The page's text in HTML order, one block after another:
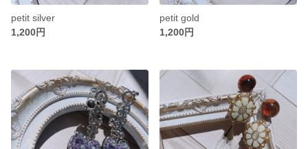
petit silver
1,200円
petit gold
1,200円